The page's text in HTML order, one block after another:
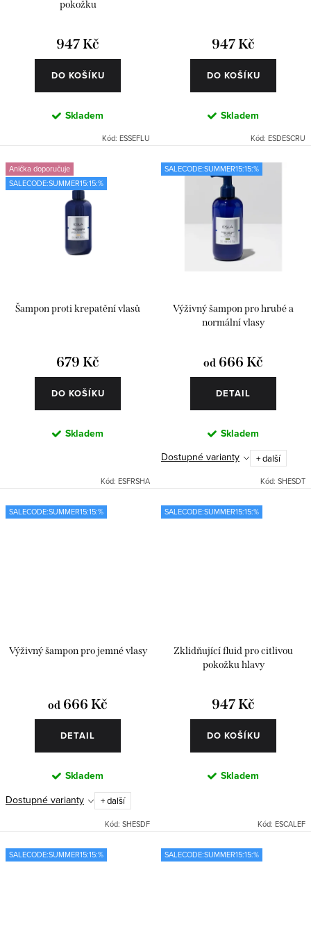
pokožku
947 Kč
DO KOŠÍKU
Skladem
Kód: ESSEFLU
947 Kč
DO KOŠÍKU
Skladem
Kód: ESDESCRU
Anička doporučuje
SALECODE:SUMMER15:15:%
Šampon proti krepatění vlasů
679 Kč
DO KOŠÍKU
Skladem
Kód: ESFRSHA
SALECODE:SUMMER15:15:%
Výživný šampon pro hrubé a
normální vlasy
od 666 Kč
DETAIL
Skladem
Dostupné varianty + další
Kód: SHESDT
SALECODE:SUMMER15:15:%
Výživný šampon pro jemné vlasy
od 666 Kč
DETAIL
Skladem
Dostupné varianty + další
Kód: SHESDF
SALECODE:SUMMER15:15:%
Zklidňující fluid pro citlivou
pokožku hlavy
947 Kč
DO KOŠÍKU
Skladem
Kód: ESCALEF
SALECODE:SUMMER15:15:% SALECODE:SUMMER15:15:%